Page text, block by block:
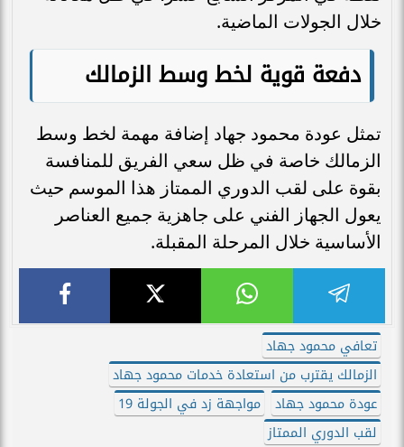
خلال الجولات الماضية.
دفعة قوية لخط وسط الزمالك
تمثل عودة محمود جهاد إضافة مهمة لخط وسط
الزمالك خاصة في ظل سعي الفريق للمنافسة
بقوة على لقب الدوري الممتاز هذا الموسم حيث
يعول الجهاز الفني على جاهزية جميع العناصر
الأساسية خلال المرحلة المقبلة.
تعافي محمود جهاد
الزمالك يقترب من استعادة خدمات محمود جهاد
عودة محمود جهاد
مواجهة زد في الجولة 19
لقب الدوري الممتاز